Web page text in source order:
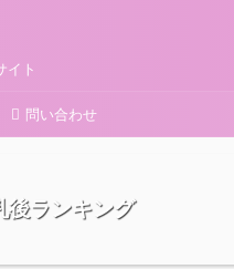
イト
問い合わせ
後ランキング